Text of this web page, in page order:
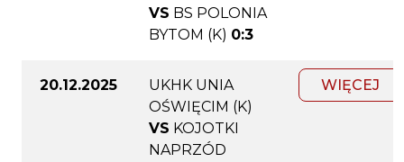
VS BS POLONIA
BYTOM (K) 0:3
20.12.2025
UKHK UNIA
OŚWIĘCIM (K)
VS KOJOTKI
NAPRZÓD
WIĘCEJ